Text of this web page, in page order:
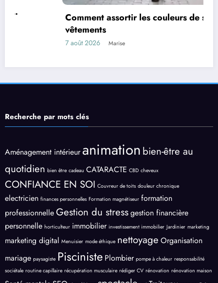
Comment assortir les couleurs de ses
Marise
Recherche par mots clés
Aménagement intérieur animation bien-être au
quotidien bien être cadeau CATARACTE CBD cheveux
CONFIANCE EN SOI Couvreur de toits douleur chronique
electricien finances personnelles Formation magnétiseur formation
professionnelleGestion du stressgestion financière
personnelle horticulteur immobilier investissement immobilier Jardinier marketing
marketing digital Menuisier mode éthique nettoyage Organisation
mariage paysagiste Pisciniste Plombier pompe à chaleur responsabilité
sociétale routine capillaire récupération musculaire rédiger CV rénovation rénovation maison